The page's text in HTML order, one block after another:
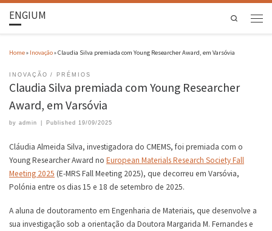
ENGIUM Search
Home» Inovação»Claudia Silva premiada com Young Researcher Award, em Varsóvia
INOVAÇÃO PRÉMIOS
Claudia Silva premiada com Young Researcher
Award, em Varsóvia
by admin Published 19/09/2025
Cláudia Almeida Silva, investigadora do CMEMS, foi premiada com o
Young Researcher Award no European Materials Research Society Fall
Meeting 2025 (E-MRS Fall Meeting 2025), que decorreu em Varsóvia,
Polónia entre os dias 15 e 18 de setembro de 2025.
A aluna de doutoramento em Engenharia de Materiais, que desenvolve a
sua investigação sob a orientação da Doutora Margarida M. Fernandes e